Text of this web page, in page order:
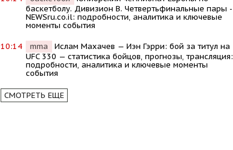
баскетболу. Дивизион В. Четвертьфинальные пары -
NEWSru.co.il: подробности, аналитика и ключевые
моменты события
10:14 mma
Ислам Махачев — Иэн Гэрри: бой за титул на
UFC 330 — статистика бойцов, прогнозы, трансляция:
подробности, аналитика и ключевые моменты
события
СМОТРЕТЬ ЕЩЕ